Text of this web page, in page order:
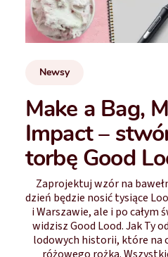
Newsy
Make a Bag,
Impact –
torbę Good
Zaprojektuj wzór na
dzień będzie nosić tysiące
i Warszawie, ale i po całym
widzisz Good Lood. Jak Ty
lodowych historii, które na